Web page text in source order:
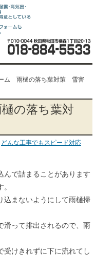
ム 雨樋の落ち葉対策 雪害
の落ち葉対
どんな工事でもスピード対応
んで詰まることがあります
込まないようにして雨樋掃
滑って排出されるので、雨
受けきれずに下に流れてし